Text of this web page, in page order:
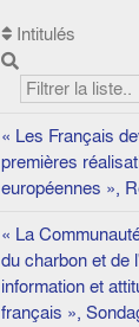
Intitulés
« Les Français
premières
européennes »,
« La
du charbon et de
information et
français »,